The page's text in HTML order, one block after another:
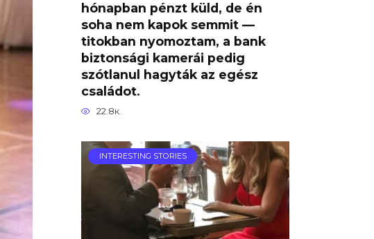
hónapban pénzt küld, de én
soha nem kapok semmit —
titokban nyomoztam, a bank
biztonsági kamerái pedig
szótlanul hagyták az egész
családot.
22.8к.
INTERESTING STORIES